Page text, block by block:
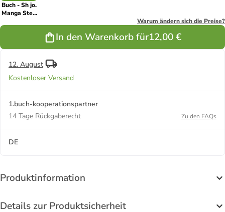
Buch - Sh jo.
Manga Step
Übungsbuch
Warum ändern sich die Preise?
In den Warenkorb für12,00 €
12. August
Kostenloser Versand
1.buch-kooperationspartner
14 Tage Rückgaberecht
Zu den FAQs
DE
Produktinformation
Details zur Produktsicherheit